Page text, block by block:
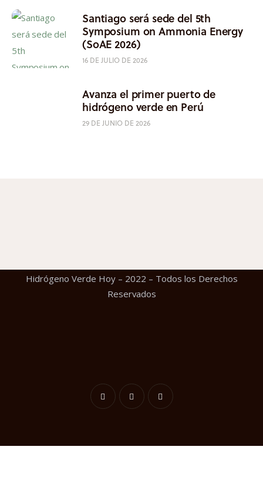
Santiago será sede del 5th
Symposium on Ammonia Energy
(SoAE 2026)
16 DE JULIO DE 2026
Avanza el primer puerto de
hidrógeno verde en Perú
29 DE JUNIO DE 2026
Hidrógeno Verde Hoy – 2022 – Todos los Derechos
Reservados